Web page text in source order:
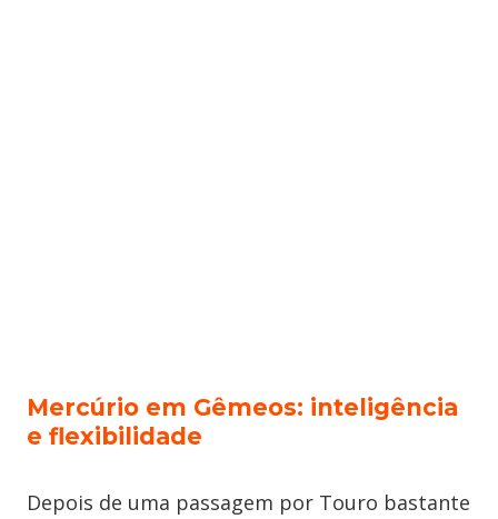
Mercúrio em Gêmeos: inteligência
e flexibilidade
Depois de uma passagem por Touro bastante